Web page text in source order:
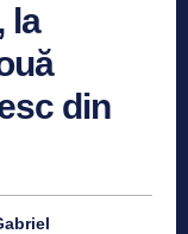
la
din